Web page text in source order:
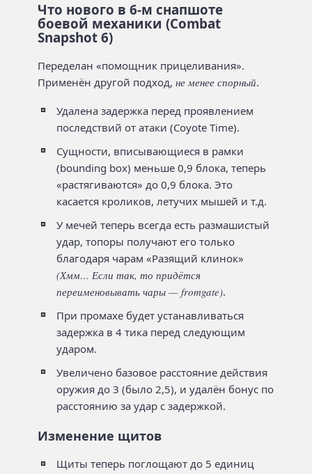
Что нового в 6-м снапшоте
боевой механики (Combat
Snapshot 6)
Переделан «помощник прицеливания».
Применён другой подход, не менее спорный.
Удалена задержка перед проявлением
последствий от атаки (Coyote Time).
Сущности, вписывающиеся в рамки
(bounding box) меньше 0,9 блока, теперь
«растягиваются» до 0,9 блока. Это
касается кроликов, летучих мышей и т.д.
У мечей теперь всегда есть размашистый
удар, топоры получают его только
благодаря чарам «Разящий клинок»
(Хмм… Если так, то придётся
переименовывать чары — fromgate).
При промахе будет устанавливаться
задержка в 4 тика перед следующим
ударом.
Увеличено базовое расстояние действия
оружия до 3 (было 2,5), и удалён бонус по
расстоянию за удар с задержкой.
Изменение щитов
Щиты теперь поглощают до 5 единиц